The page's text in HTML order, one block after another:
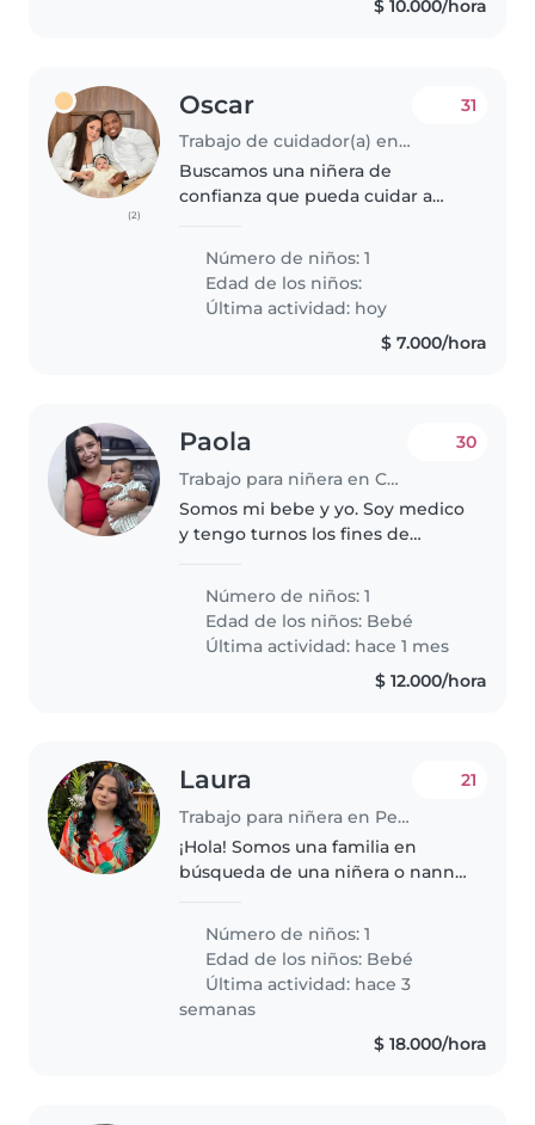
$ 10.000/hora
(2)
Oscar
Trabajo de cuidador(a) en Cali
31
Buscamos una niñera de
confianza que pueda cuidar a
es calmado, hablador e
inteligente. Nos gustaría que la
niñera venga a nuestra casa para
Número de niños: 1
Edad de los niños:
Última actividad: hoy
$ 7.000/hora
Paola
Trabajo para niñera en Cartagena de Indias
30
Somos mi bebe y yo. Soy medico
y tengo turnos los fines de
normalmente no puede los
domingos. Entonces busco a
alguien para fines de semana por
horas..
Número de niños: 1
Edad de los niños: Bebé
Última actividad: hace 1 mes
$ 12.000/hora
Laura
Trabajo para niñera en Pereira
21
¡Hola! Somos una familia en
búsqueda de una niñera o nanny
energético y creativo.
Necesitamos a alguien que se
sienta cómoda con mascotas.
¡Nos encantaría..
Número de niños: 1
Edad de los niños: Bebé
Última actividad: hace 3
semanas
$ 18.000/hora